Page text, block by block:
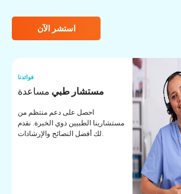
استشر الآن
فوائدنا
مستشار طبي مساعدة
احصل على دعم منتظم من
مستشارينا الطبيين ذوي الخبرة. نقدم
لك أفضل النصائح والإرشادات.